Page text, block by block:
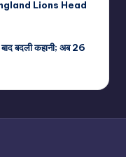
Lions Head
बदली कहानी; अब 26